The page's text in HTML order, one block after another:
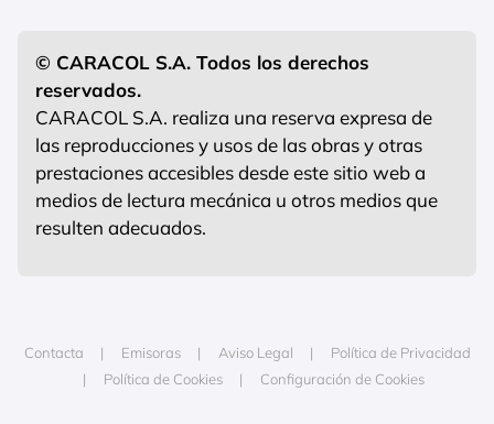
© CARACOL S.A. Todos los derechos
reservados.
CARACOL S.A. realiza una reserva expresa de
las reproducciones y usos de las obras y otras
prestaciones accesibles desde este sitio web a
medios de lectura mecánica u otros medios que
resulten adecuados.
Contacta Emisoras Aviso Legal
Política de Privacidad
Política de Cookies
Configuración de Cookies